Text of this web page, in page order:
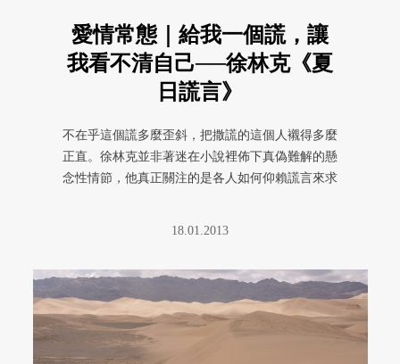
愛情常態｜給我一個謊，讓
我看不清自己──徐林克《夏
日謊言》
不在乎這個謊多麼歪斜，把撒謊的這個人襯得多麼
正直。徐林克並非著迷在小說裡佈下真偽難解的懸
念性情節，他真正關注的是各人如何仰賴謊言來求
18.01.2013